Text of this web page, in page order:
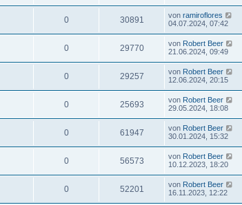
0 30891 von ramiroflores
04.07.2024, 07:42
0 29770 von Robert Beer
21.06.2024, 09:49
0 29257 von Robert Beer
12.06.2024, 20:15
0 25693 von Robert Beer
29.05.2024, 18:08
0 61947 von Robert Beer
30.01.2024, 15:32
0 56573 von Robert Beer
10.12.2023, 18:20
0 52201 von Robert Beer
16.11.2023, 12:22